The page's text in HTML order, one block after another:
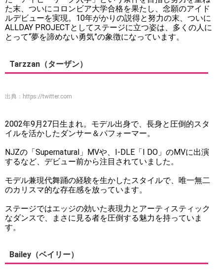
た末、ついにコロンビア大学合格を果たし、念願のアイド
ルデビューを実現。10年がかりの説得と努力の末、ついに
ALLDAY PROJECTとしてステージに立つ姿は、多くの人に
とって“夢を諦めない勇気”の象徴になっています。
Tarzzan（ターザン）
出典： https://twitter.com
2002年9月27日生まれ。モデル出身で、長身と圧倒的スタ
イルを活かしたダンサー＆パフォーマー。
NJZの「Supernatural」MVや、I-DLE「I DO」のMVに出演
するなど、デビュー前から注目されていました。
モデル兼現代舞踊の経験を生かしたスタイルで、唯一無二
のカリスマ的な存在感を放っています。
ステージではエッジの効いた表現力とアーティスティック
なダンスで、まさに見る者を圧倒する魅力を持っていま
す。
Bailey（ベイリー）